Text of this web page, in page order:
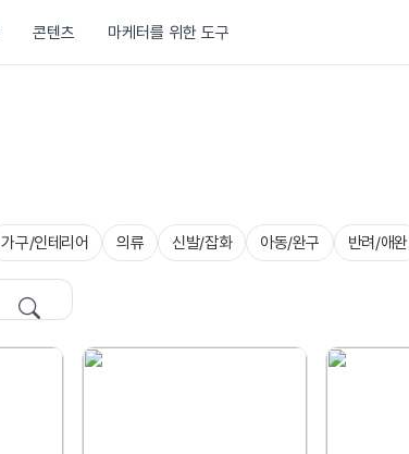
콘텐츠 마케터를 위한 도구
가구/인테리어 의류 신발/잡화 아동/완구 반려/애완